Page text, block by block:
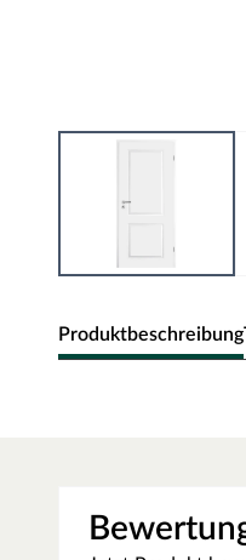
Produktbeschreibung
Diese Weißlack-